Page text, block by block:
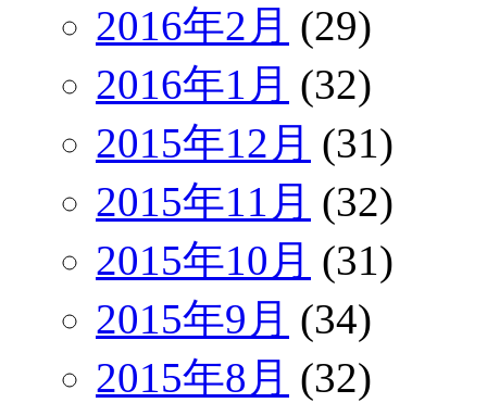
2016年2月 (29)
2016年1月 (32)
2015年12月 (31)
2015年11月 (32)
2015年10月 (31)
2015年9月 (34)
2015年8月 (32)